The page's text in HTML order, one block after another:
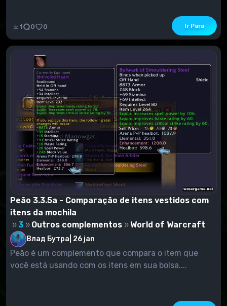
1 0 0 Ir Para
Peão 3.3.5a - Comparação de itens vestidos com
itens da mochila
3
Outros complementos World of Warcraft
Влад Бутра 26 jan
Peão é um complemento que compara o item que
você está usando com os itens em sua bolsa....